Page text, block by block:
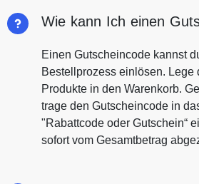
Wie kann Ich einen
Einen Gutscheincode kannst
Bestellprozess einlösen. Lege
Produkte in den Warenkorb.
trage den Gutscheincode in
"Rabattcode oder Gutschein“
sofort vom Gesamtbetrag